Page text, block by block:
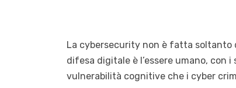
La cybersecurity non è fatta soltanto
difesa digitale è l’essere umano, con
vulnerabilità cognitive che i cyber